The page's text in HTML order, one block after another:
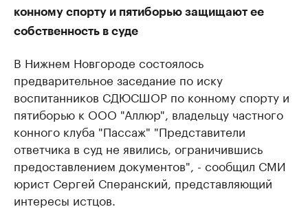
конному спорту и пятиборью защищают ее
собственность в суде
В Нижнем Новгороде состоялось
предварительное заседание по иску
воспитанников СДЮСШОР по конному спорту и
пятиборью к ООО "Аллюр", владельцу частного
конного клуба "Пассаж" "Представители
ответчика в суд не явились, ограничившись
предоставлением документов", - сообщил СМИ
юрист Сергей Сперанский, представляющий
интересы истцов.